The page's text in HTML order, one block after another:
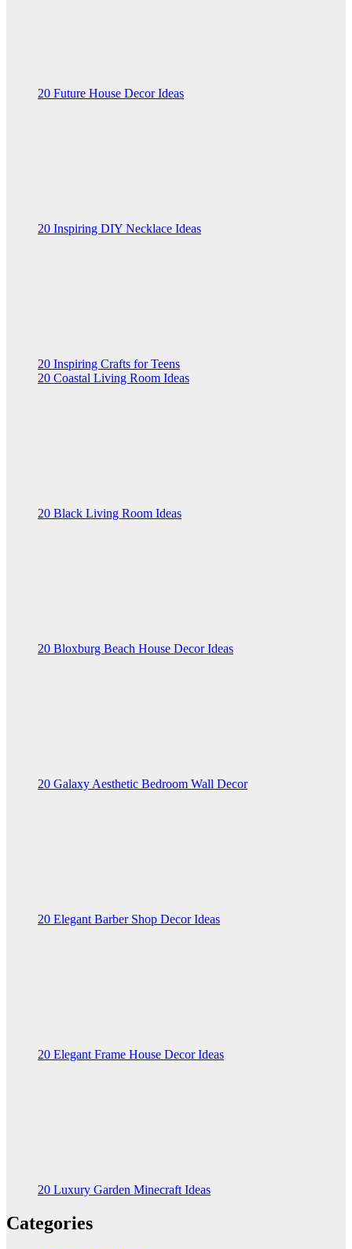
20 Future House Decor Ideas
20 Inspiring DIY Necklace Ideas
20 Inspiring Crafts for Teens
20 Coastal Living Room Ideas
20 Black Living Room Ideas
20 Bloxburg Beach House Decor Ideas
20 Galaxy Aesthetic Bedroom Wall Decor
20 Elegant Barber Shop Decor Ideas
20 Elegant Frame House Decor Ideas
20 Luxury Garden Minecraft Ideas
Categories